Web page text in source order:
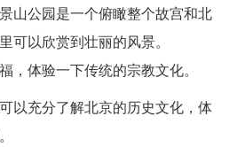
山公园是一个俯瞰整个故宫和北
可以欣赏到壮丽的风景。
，体验一下传统的宗教文化。
以充分了解北京的历史文化，体